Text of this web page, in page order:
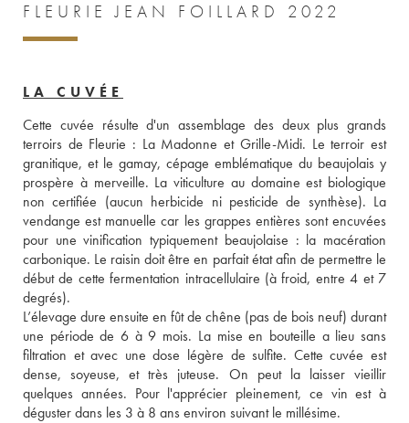
FLEURIE JEAN FOILLARD 2022
LA CUVÉE
Cette cuvée résulte d'un assemblage des deux plus grands
terroirs de Fleurie : La Madonne et Grille-Midi. Le terroir est
granitique, et le gamay, cépage emblématique du beaujolais y
prospère à merveille. La viticulture au domaine est biologique
non certifiée (aucun herbicide ni pesticide de synthèse). La
vendange est manuelle car les grappes entières sont encuvées
pour une vinification typiquement beaujolaise : la macération
carbonique. Le raisin doit être en parfait état afin de permettre le
début de cette fermentation intracellulaire (à froid, entre 4 et 7
degrés).
L’élevage dure ensuite en fût de chêne (pas de bois neuf) durant
une période de 6 à 9 mois. La mise en bouteille a lieu sans
filtration et avec une dose légère de sulfite. Cette cuvée est
dense, soyeuse, et très juteuse. On peut la laisser vieillir
quelques années. Pour l'apprécier pleinement, ce vin est à
déguster dans les 3 à 8 ans environ suivant le millésime.